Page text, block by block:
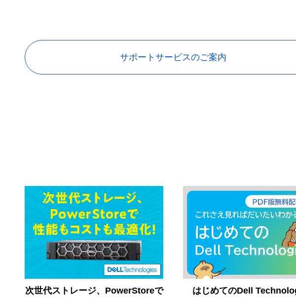
サポートサービスのご案内
次世代ストレージ、PowerStoreで はじめてのDell